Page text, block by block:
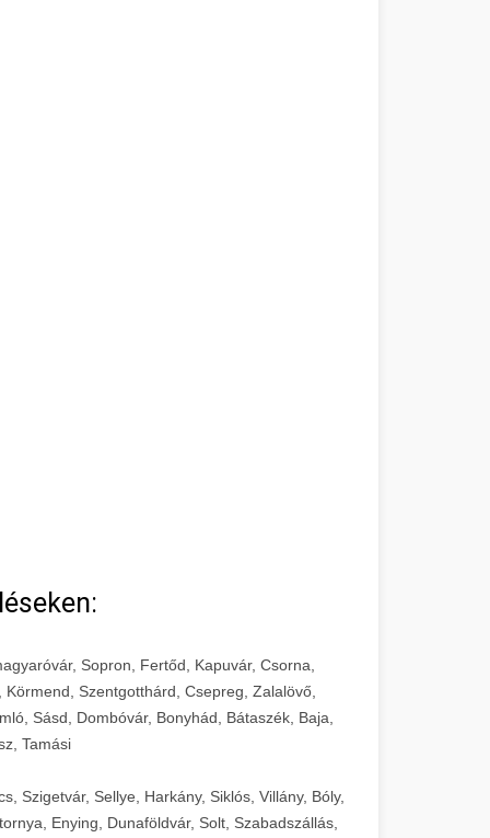
Sopron, Fertőd, Kapuvár, Csorna,
Szentgotthárd, Csepreg, Zalalövő,
Sásd, Dombóvár, Bonyhád, Bátaszék, Baja,
Tamási
Szigetvár, Sellye, Harkány, Siklós, Villány, Bóly,
Enying, Dunaföldvár, Solt, Szabadszállás,